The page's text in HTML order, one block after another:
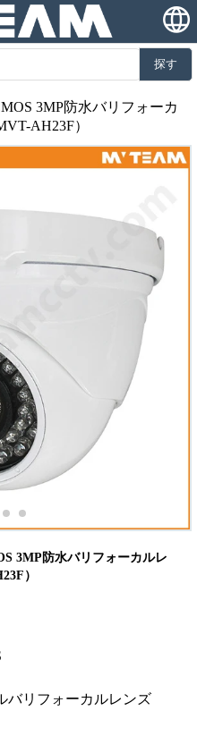
探す
3MP防水バリフォーカ
AH23F）
3MP防水バリフォーカルレ
）
バリフォーカルレンズ